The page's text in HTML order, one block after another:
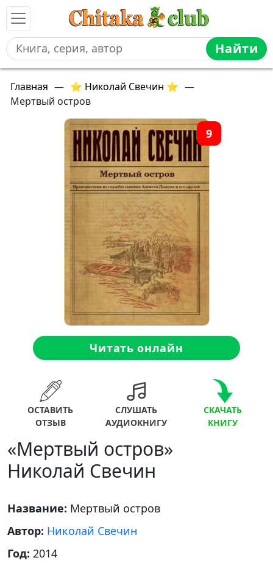
Найти
Главная — ⭐ Николай Свечин ⭐ —
Мертвый остров
9
Читать онлайн
ОСТАВИТЬ
ОТЗЫВ
СЛУШАТЬ
АУДИОКНИГУ
СКАЧАТЬ
КНИГУ
«Мертвый остров»
Николай Свечин
Название: Мертвый остров
Автор: Николай Свечин
Год: 2014